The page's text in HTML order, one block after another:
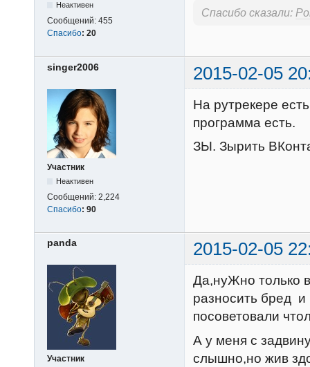
Неактивен
Сообщений: 455
Спасибо: 20
Спасибо сказали:
singer2006 2015-02-05
Участник
Неактивен
Сообщений: 2,224
Спасибо: 90
На рутрекере
программа есть.
ЗЫ. Зырить
panda 2015-02-05
Участник
Да,нуЖно только
разносить бред
посоветовали
А у меня с
слышно,но жив